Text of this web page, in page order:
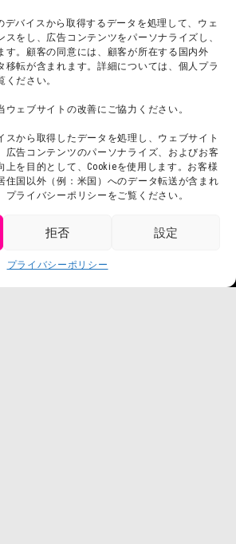
デバイスから取得するデータを処理して、ウェ
スをし、広告コンテンツをパーソナライズし、
す。顧客の同意には、顧客が所在する国内外
移転が含まれます。詳細については、個人プラ
ださい。
ウェブサイトの改善にご協力ください。
スから取得したデータを処理し、ウェブサイト
広告コンテンツのパーソナライズ、およびお客
上を目的として、Cookieを使用します。お客様
住国以外（例：米国）へのデータ転送が含まれ
プライバシーポリシーをご覧ください。
拒否 設定
プライバシーポリシー
ー
メディア掲載実績
会社概要
スタッフ募集